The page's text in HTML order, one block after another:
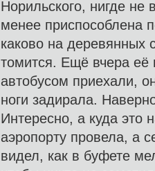
Норильского, нигде
менее приспособлена
каково на деревянных
томится. Ещё вчера её
автобусом приехали,
ноги задирала.
Интересно, а куда это
аэропорту провела, а
видел, как в буфете